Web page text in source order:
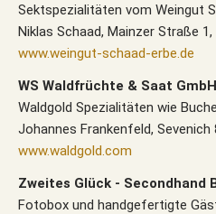
Sektspezialitäten vom Weingut
Niklas Schaad, Mainzer Straße
www.weingut-schaad-erbe.de
WS Waldfrüchte & Saat GmbH
Waldgold Spezialitäten wie
Johannes Frankenfeld,
www.waldgold.com
Zweites Glück - Secondhand
Fotobox und handgefertigte